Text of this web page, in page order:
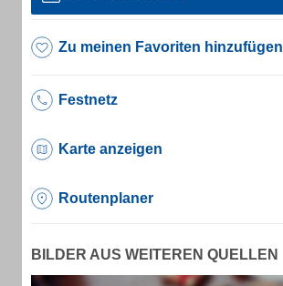
Zu meinen Favoriten hinzufügen
Festnetz
Karte anzeigen
Routenplaner
BILDER AUS WEITEREN QUELLEN